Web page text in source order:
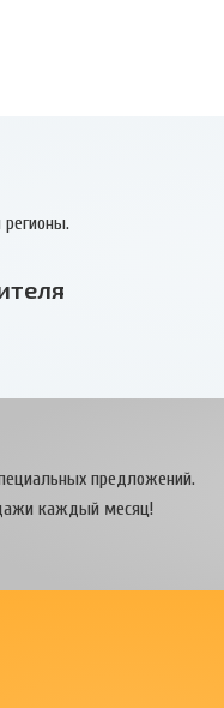
предложений.
каждый месяц!